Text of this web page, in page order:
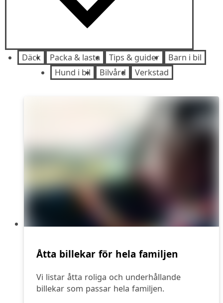
Däck Packa & lasta Tips & guider
Barn i bil
Hund i bil
Bilvård Verkstad
Åtta billekar för hela familjen
Vi listar åtta roliga och underhållande
billekar som passar hela familjen.